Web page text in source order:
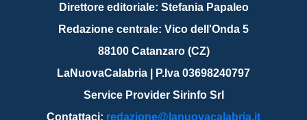
Direttore editoriale: Stefania Papaleo
Redazione centrale: Vico dell'Onda 5
88100 Catanzaro (CZ)
LaNuovaCalabria | P.Iva 03698240797
Service Provider Sirinfo Srl
Contattaci: redazione@lanuovacalabria.it